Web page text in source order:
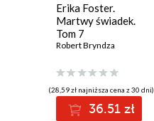
Erika Foster.
Martwy świadek.
Tom 7
Robert Bryndza
(28,59 zł najniższa cena z 30 dni)
36.51 zł